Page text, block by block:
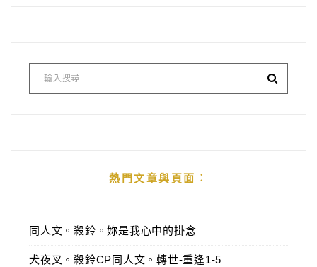
熱門文章與頁面︰
同人文。殺鈴。妳是我心中的掛念
犬夜叉。殺鈴CP同人文。轉世-重逢1-5